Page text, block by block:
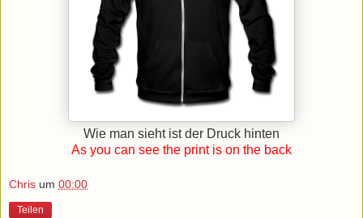
Wie man sieht ist der Druck hinten
As you can see the print is on the back
Chris um 00:00
Teilen